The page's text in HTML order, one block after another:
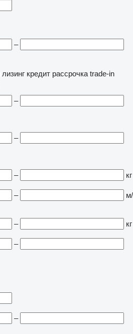
–
лизинг кредит рассрочка trade-in
–
–
–
кг
–
м/
–
кг
–
–